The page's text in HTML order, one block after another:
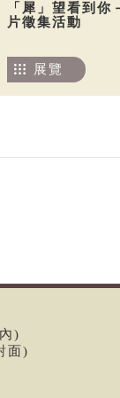
「犀」望看到你
片徵集活動
展覽
)
面)